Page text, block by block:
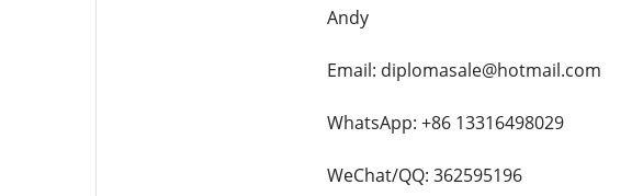
Andy
Email: diplomasale@hotmail.com
WhatsApp: +86 13316498029
WeChat/QQ: 362595196